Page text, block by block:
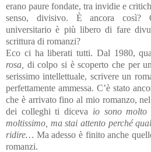
erano paure fondate, tra invidie e
senso, divisivo. È ancora così?
universitario è più libero di fare
scrittura di romanzi?
Eco ci ha liberati tutti. Dal 1980,
rosa, di colpo si è scoperto che per
serissimo intellettuale, scrivere un
perfettamente ammessa. C’è stato
che è arrivato fino al mio romanzo,
dei colleghi ti diceva io sono molto
moltissimo, ma stai attento perché
ridire… Ma adesso è finito anche
romanzi.